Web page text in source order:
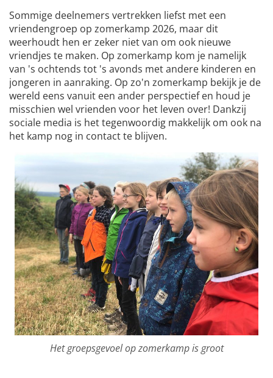
Sommige deelnemers vertrekken liefst met een
vriendengroep op zomerkamp 2026, maar dit
weerhoudt hen er zeker niet van om ook nieuwe
vriendjes te maken. Op zomerkamp kom je namelijk
van 's ochtends tot 's avonds met andere kinderen en
jongeren in aanraking. Op zo'n zomerkamp bekijk je de
wereld eens vanuit een ander perspectief en houd je
misschien wel vrienden voor het leven over! Dankzij
sociale media is het tegenwoordig makkelijk om ook na
het kamp nog in contact te blijven.
Het groepsgevoel op zomerkamp is groot